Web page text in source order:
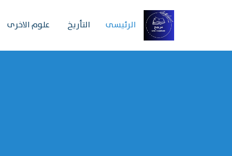
الرئیسی التأريخ علوم الاخرى